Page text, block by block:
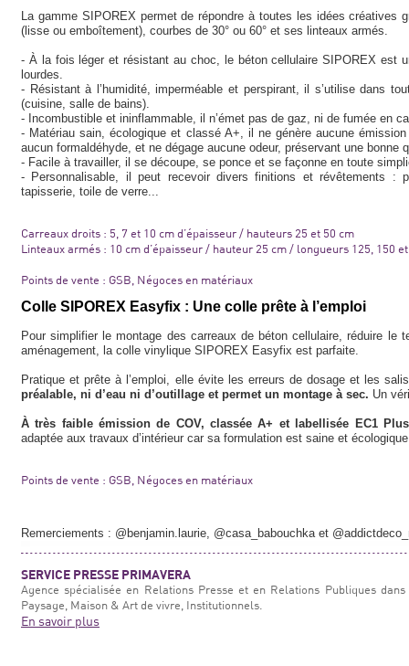
La gamme SIPOREX permet de répondre à toutes les idées créatives
(lisse ou emboîtement), courbes de 30° ou 60° et ses linteaux armés.
- À la fois léger et résistant au choc, le béton cellulaire SIPOREX est
lourdes.
- Résistant à l’humidité, imperméable et perspirant, il s’utilise dans
(cuisine, salle de bains).
- Incombustible et ininflammable, il n’émet pas de gaz, ni de fumée en
- Matériau sain, écologique et classé A+, il ne génère aucune
aucun formaldéhyde, et ne dégage aucune odeur, préservant une bonne
- Facile à travailler, il se découpe, se ponce et se façonne en toute
- Personnalisable, il peut recevoir divers finitions et révêtements :
tapisserie, toile de verre...
Carreaux droits : 5, 7 et 10 cm d’épaisseur / hauteurs 25 et 50 cm
Linteaux armés : 10 cm d’épaisseur / hauteur 25 cm / longueurs 125, 150
Points de vente : GSB, Négoces en matériaux
Colle SIPOREX Easyfix : Une colle prête à l’emploi
Pour simplifier le montage des carreaux de béton cellulaire, réduire le
aménagement, la colle vinylique SIPOREX Easyfix est parfaite.
Pratique et prête à l’emploi, elle évite les erreurs de dosage et les
préalable, ni d’eau ni d’outillage et permet un montage à sec. Un
À très faible émission de COV, classée A+ et labellisée EC1 Plus
adaptée aux travaux d’intérieur car sa formulation est saine et
Points de vente : GSB, Négoces en matériaux
Remerciements : @benjamin.laurie, @casa_babouchka et
SERVICE PRESSE PRIMAVERA
Agence spécialisée en Relations Presse et en Relations Publiques
Paysage, Maison & Art de vivre, Institutionnels.
En savoir plus